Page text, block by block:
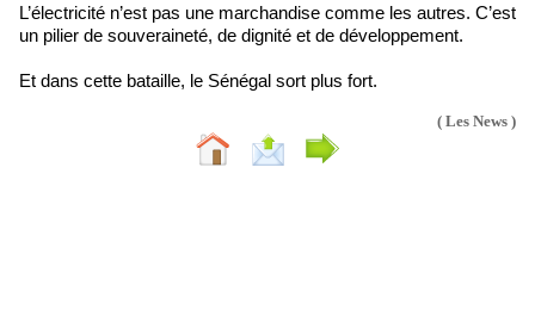
L’électricité n’est pas une marchandise comme les autres. C’est
un pilier de souveraineté, de dignité et de développement.
Et dans cette bataille, le Sénégal sort plus fort.
( Les News )